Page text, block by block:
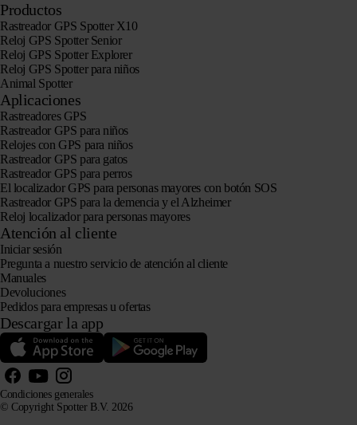
Productos
Rastreador GPS Spotter X10
Reloj GPS Spotter Senior
Reloj GPS Spotter Explorer
Reloj GPS Spotter para niños
Animal Spotter
Aplicaciones
Rastreadores GPS
Rastreador GPS para niños
Relojes con GPS para niños
Rastreador GPS para gatos
Rastreador GPS para perros
El localizador GPS para personas mayores con botón SOS
Rastreador GPS para la demencia y el Alzheimer
Reloj localizador para personas mayores
Atención al cliente
Iniciar sesión
Pregunta a nuestro servicio de atención al cliente
Manuales
Devoluciones
Pedidos para empresas u ofertas
Descargar la app
© Copyright Spotter B.V. 2026
Condiciones generales